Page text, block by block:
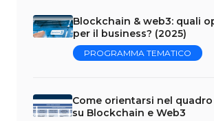
Blockchain & web3: quali
per il business? (2025)
PROGRAMMA TEMATICO
Come orientarsi nel
su Blockchain e Web3